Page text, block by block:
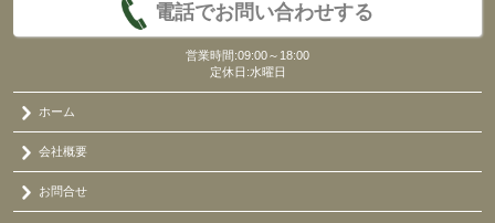
電話でお問い合わせする
営業時間:09:00～18:00
定休日:水曜日
ホーム
会社概要
お問合せ